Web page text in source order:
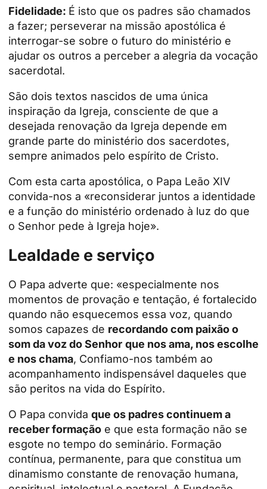
Fidelidade: É isto que os padres são chamados
a fazer; perseverar na missão apostólica é
interrogar-se sobre o futuro do ministério e
ajudar os outros a perceber a alegria da vocação
sacerdotal.
São dois textos nascidos de uma única
inspiração da Igreja, consciente de que a
desejada renovação da Igreja depende em
grande parte do ministério dos sacerdotes,
sempre animados pelo espírito de Cristo.
Com esta carta apostólica, o Papa Leão XIV
convida-nos a «reconsiderar juntos a identidade
e a função do ministério ordenado à luz do que
o Senhor pede à Igreja hoje».
Lealdade e serviço
O Papa adverte que: «especialmente nos
momentos de provação e tentação, é fortalecido
quando não esquecemos essa voz, quando
somos capazes de recordando com paixão o
som da voz do Senhor que nos ama, nos escolhe
e nos chama, Confiamo-nos também ao
acompanhamento indispensável daqueles que
são peritos na vida do Espírito.
O Papa convida que os padres continuem a
receber formação e que esta formação não se
esgote no tempo do seminário. Formação
contínua, permanente, para que constitua um
dinamismo constante de renovação humana,